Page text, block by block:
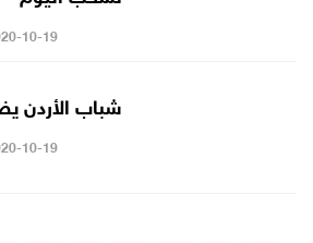
10-19
شباب الأردن
10-19